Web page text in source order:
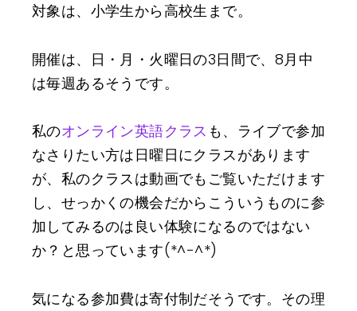
対象は、小学生から高校生まで。
開催は、日・月・火曜日の3日間で、8月中
は毎週あるそうです。
私のオンライン英語クラス も、ライブで参加
なさりたい方は日曜日にクラスがあります
が、私のクラスは動画でもご覧いただけます
し、せっかくの機会だからこういうものに参
加してみるのは良い体験になるのではない
か？と思っています(*^-^*)
気になる参加費は寄付制だそうです。その理